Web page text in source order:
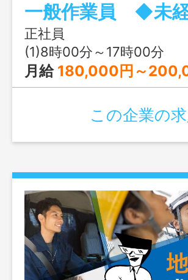
す。 〇資格取得支援制度
格保有者は優遇します。
秋田県南地区から県内全
場合、出張手当を支給し
前の見学が可能です。
一般作業員 ◆未
正社員
(1)8時00分～17時00分
月給 180,000円～
この企業の